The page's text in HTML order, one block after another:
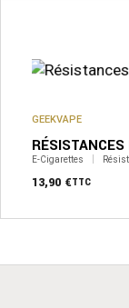
GEEKVAPE
E-Cigarettes
13,90 €TTC